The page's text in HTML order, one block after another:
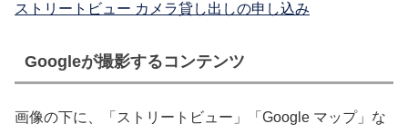
ストリートビュー カメラ貸し出しの申し込み
Googleが撮影するコンテンツ
画像の下に、「ストリートビュー」「Google マップ」な